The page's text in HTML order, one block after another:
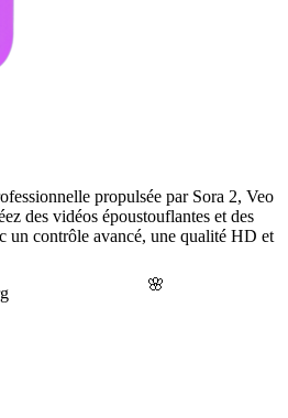
🌸
propulsée par Sora 2, Veo
des vidéos époustouflantes et des
un contrôle avancé, une qualité HD et